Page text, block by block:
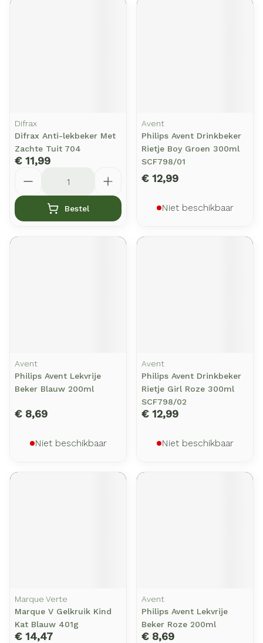
Difrax
Difrax Anti-lekbeker Met
Zachte Tuit 704
€ 11,99
Bestel
Avent
Philips Avent Drinkbeker
Rietje Boy Groen 300ml
SCF798/01
€ 12,99
Niet beschikbaar
Avent
Philips Avent Lekvrije
Beker Blauw 200ml
€ 8,69
Niet beschikbaar
Avent
Philips Avent Drinkbeker
Rietje Girl Roze 300ml
SCF798/02
€ 12,99
Niet beschikbaar
Marque Verte
Marque V Gelkruik Kind
Kat Blauw 401g
€ 14,47
Avent
Philips Avent Lekvrije
Beker Roze 200ml
€ 8,69